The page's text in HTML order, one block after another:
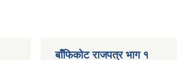
बाँफिकोट राजपत्र भाग १